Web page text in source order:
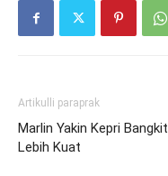
Artikulli paraprak
Marlin Yakin Kepri Bangkit
Lebih Kuat